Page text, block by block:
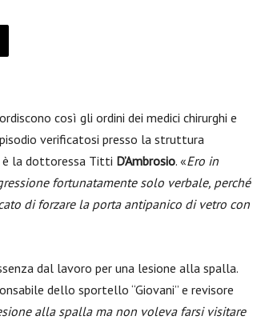
così gli ordini dei medici chirurghi e
verificatosi presso la struttura
è la dottoressa Titti D’Ambrosio. «Ero in
fortunatamente solo verbale, perché
di forzare la porta antipanico di vetro con
dal lavoro per una lesione alla spalla.
dello sportello “Giovani” e revisore
alla spalla ma non voleva farsi visitare